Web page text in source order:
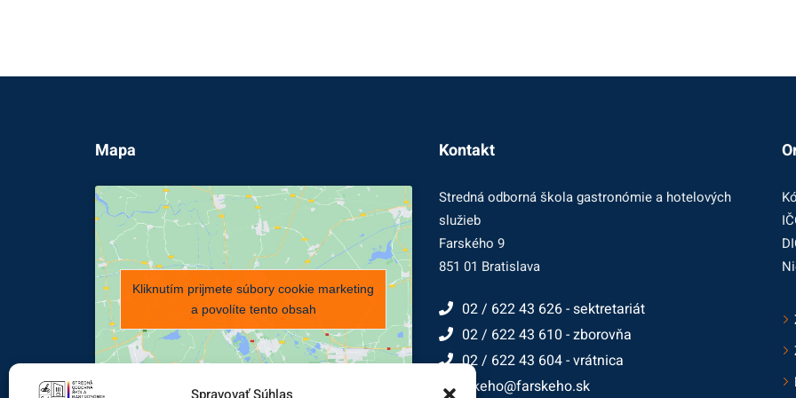
Mapa
Kliknutím prijmete súbory cookie marketing
a povolíte tento obsah
Kontakt
Stredná odborná škola gastronómie a hotelových
služieb
Farského 9
851 01 Bratislava
02 / 622 43 626 - sektretariát
02 / 622 43 610 - zborovňa
02 / 622 43 604 - vrátnica
farskeho@farskeho.sk